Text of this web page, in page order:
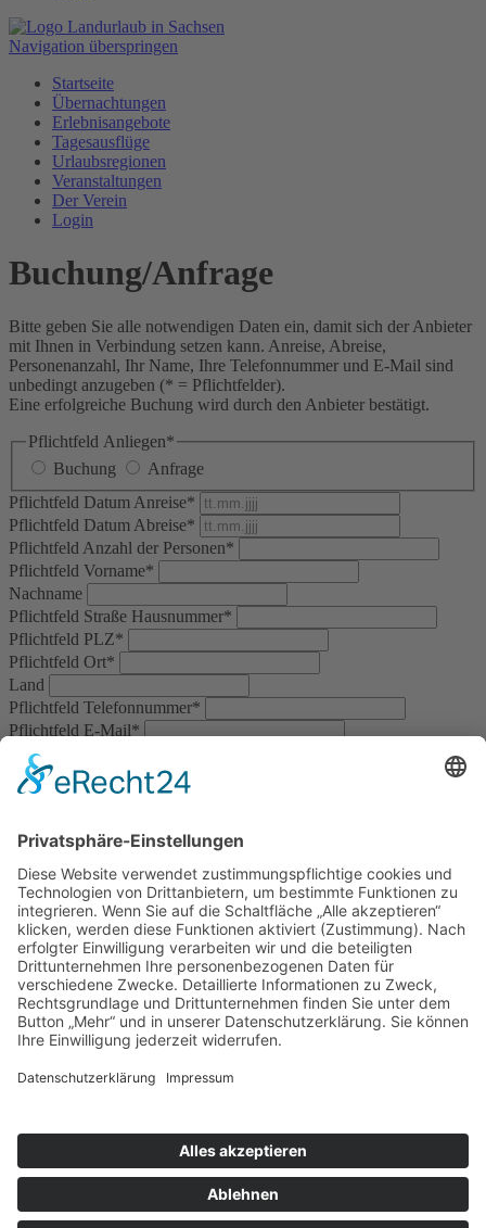
Navigation überspringen
Startseite
Übernachtungen
Erlebnisangebote
Tagesausflüge
Urlaubsregionen
Veranstaltungen
Der Verein
Login
Buchung/Anfrage
Bitte geben Sie alle notwendigen Daten ein, damit sich der Anbieter
mit Ihnen in Verbindung setzen kann. Anreise, Abreise,
Personenanzahl, Ihr Name, Ihre Telefonnummer und E-Mail sind
unbedingt anzugeben (* = Pflichtfelder).
Eine erfolgreiche Buchung wird durch den Anbieter bestätigt.
Pflichtfeld Anliegen*
Buchung
Anfrage
Pflichtfeld Datum Anreise*
Pflichtfeld Datum Abreise*
PflichtfeldAnzahl der Personen*
Pflichtfeld Vorname*
Nachname
Pflichtfeld Straße Hausnummer*
Pflichtfeld PLZ*
Pflichtfeld Ort*
Land
Pflichtfeld Telefonnummer*
Pflichtfeld E-Mail*
Pflichtfeld
Sicherheitsfrage
addieren Sie 3 und 3.
Für Kurzentschlossene
Ganz einfach sachsenweit eine Unterkunft finden: Über den Button
unten gelangen Sie direkt zum Buchungsportal der Tourismus
Marketing Gesellschaft Sachsen.
Optionen
»Neue Suche
»Merkliste anzeigen
Informationen
Impressum•Datenschutz